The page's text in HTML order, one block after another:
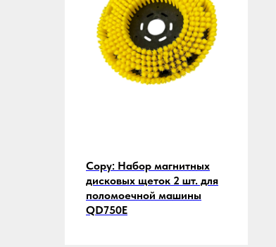
Copy: Набор магнитных
дисковых щеток 2 шт. для
поломоечной машины
QD750E